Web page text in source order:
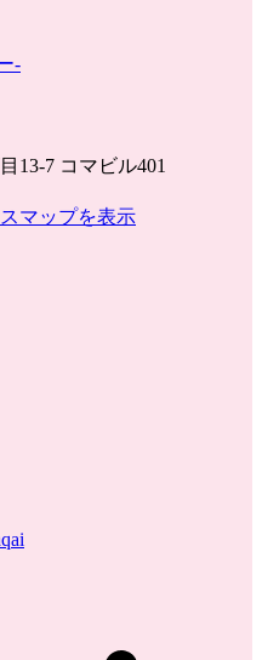
-
13-7 コマビル401
マップを表示